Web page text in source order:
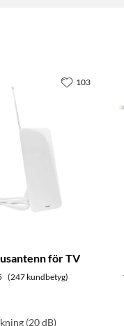
för TV
(247 kundbetyg)
(20 dB)
103